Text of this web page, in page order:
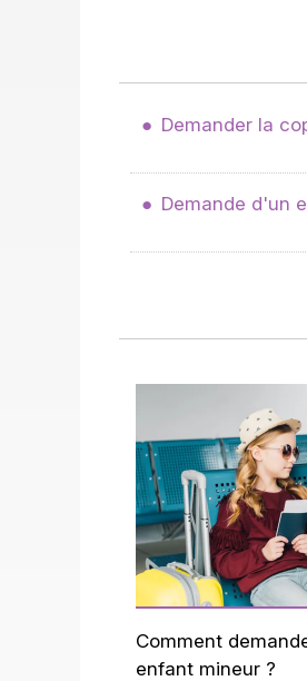
Demander la
Demande d'un
Comment
enfant mineur ?